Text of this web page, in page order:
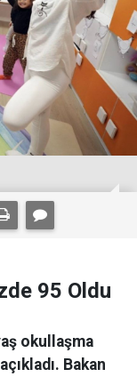
95 Oldu
okullaşma
Bakan